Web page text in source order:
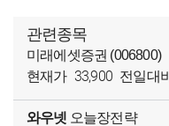
관련종목
미래에셋증권 (006800)
현재가 33,900 전일대비
와우넷 오늘장전략